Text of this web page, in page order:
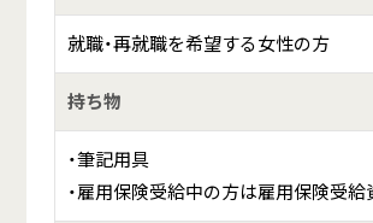
就職・再就職を希望する女性の方
持ち物
・筆記用具
・雇用保険受給中の方は雇用保険受給